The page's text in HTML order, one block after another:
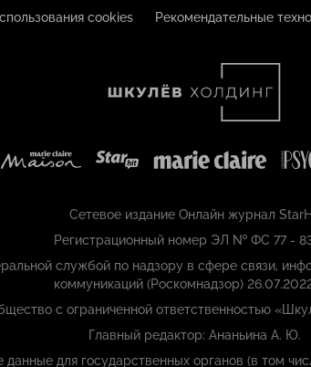
cookies
Рекомендательные
Сетевое издание Онлайн журнал
Регистрационный номер ЭЛ № ФС 77 -
службой по надзору в сфере связи,
коммуникаций (Роскомнадзор)
с ограниченной ответственностью
Главный редактор: Ананьина А. Ю.
данные для государственных органов (в том